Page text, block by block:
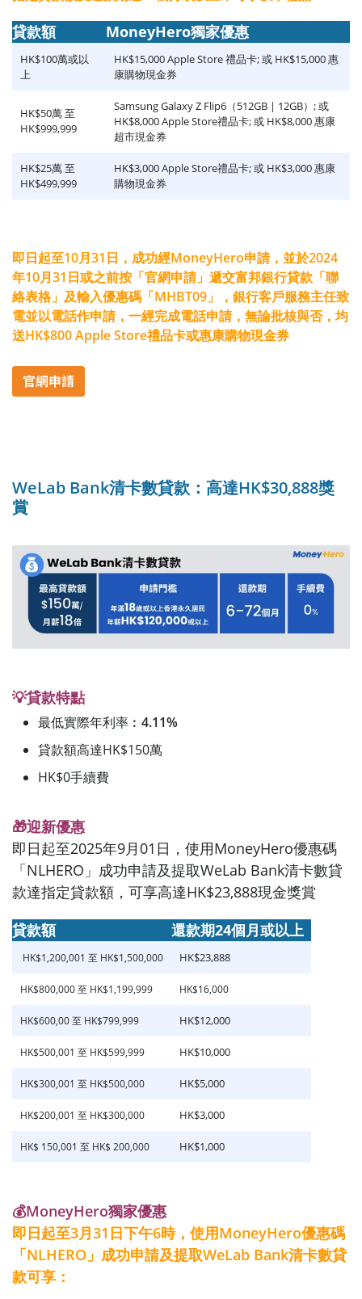
貸款額 MoneyHero獨家優惠
HK$100萬或以
上
HK$15,000 Apple Store 禮品卡; 或 HK$15,000 惠
康購物現金券
HK$50萬 至
HK$999,999
Samsung Galaxy Z Flip6（512GB | 12GB）; 或
HK$8,000 Apple Store禮品卡; 或 HK$8,000 惠康
超市現金券
HK$25萬 至
HK$499,999
HK$3,000 Apple Store禮品卡; 或 HK$3,000 惠康
購物現金券
即日起至10月31日，成功經MoneyHero申請，並於2024
年10月31日或之前按「官網申請」遞交富邦銀行貸款「聯
絡表格」及輸入優惠碼「MHBT09」，銀行客戶服務主任致
電並以電話作申請，一經完成電話申請，無論批核與否，均
送HK$800 Apple Store禮品卡或惠康購物現金券
WeLab Bank清卡數貸款：高達HK$30,888獎
賞
💡貸款特點
最低實際年利率︰ 4.11%
貸款額高達HK$150萬
HK$0手續費
🎁迎新優惠
即日起至2025年9月01日，使用MoneyHero優惠碼
「NLHERO」成功申請及提取WeLab Bank清卡數貸
款達指定貸款額，可享高達HK$23,888現金獎賞
貸款額
還款期24個月或以上
HK$1,200,001 至 HK$1,500,000 HK$23,888
HK$800,000 至 HK$1,199,999 HK$16,000
HK$600,00 至 HK$799,999 HK$12,000
HK$500,001 至 HK$599,999 HK$10,000
HK$300,001 至 HK$500,000 HK$5,000
HK$200,001 至 HK$300,000 HK$3,000
HK$ 150,001 至 HK$ 200,000 HK$1,000
💰MoneyHero獨家優惠
即日起至3月31日下午6時，使用MoneyHero優惠碼
「NLHERO」成功申請及提取WeLab Bank清卡數貸
款可享：